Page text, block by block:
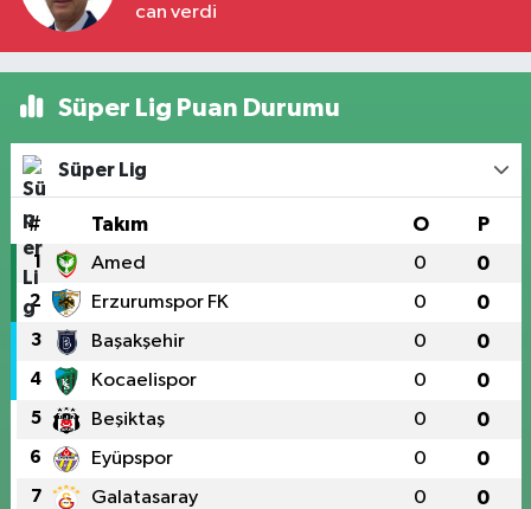
can verdi
Süper Lig Puan Durumu
Süper Lig
# Takım O P
1 Amed 0 0
2 Erzurumspor FK 0 0
3 Başakşehir 0 0
4 Kocaelispor 0 0
5 Beşiktaş 0 0
6 Eyüpspor 0 0
7 Galatasaray 0 0